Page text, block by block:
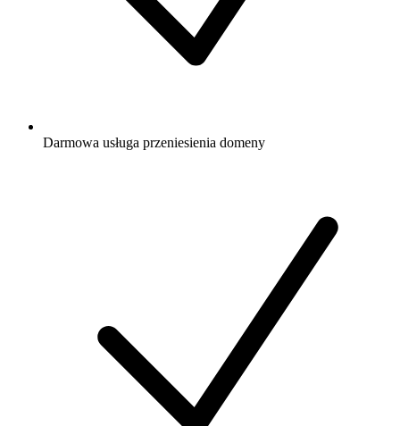
Darmowa usługa przeniesienia domeny